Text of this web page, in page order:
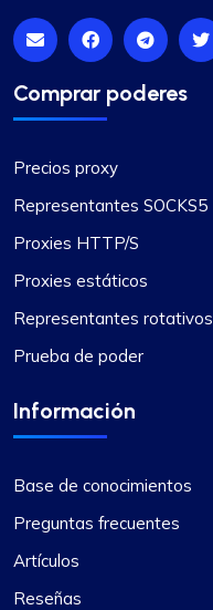
Comprar poderes
Precios proxy
Representantes SOCKS5
Proxies HTTP/S
Proxies estáticos
Representantes rotativos
Prueba de poder
Información
Base de conocimientos
Preguntas frecuentes
Artículos
Reseñas